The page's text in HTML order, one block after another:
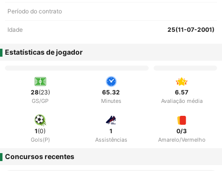
Período do contrato
Idade 25(11-07-2001)
Estatísticas de jogador
28(23)
GS/GP
65.32
Minutes
6.57
Avaliação média
1(0)
Gols(P)
1
Assistências
0/3
Amarelo/Vermelho
Concursos recentes